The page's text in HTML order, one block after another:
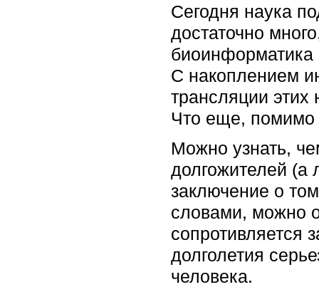
Сегодня наука
достаточно
биоинформатика
С накоплением
трансляции этих
Что еще, помимо
Можно узнать,
долгожителей (а
заключение о
словами, можно
сопротивляется
долголетия
человека.